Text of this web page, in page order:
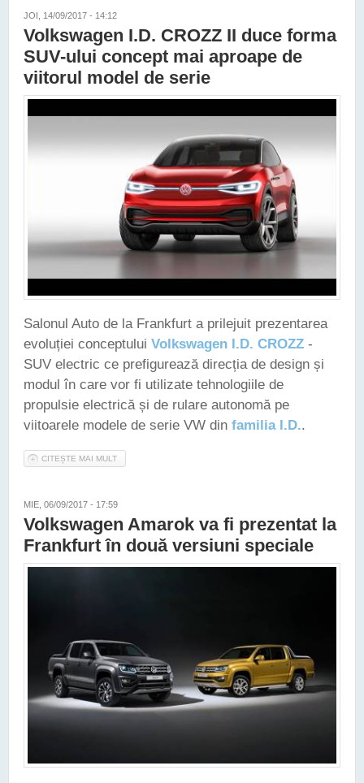
JOI, 14/09/2017 - 14:12
Volkswagen I.D. CROZZ II duce forma
SUV-ului concept mai aproape de
viitorul model de serie
Salonul Auto de la Frankfurt a prilejuit prezentarea
evoluției conceptului Volkswagen I.D. CROZZ -
SUV electric ce prefigurează direcția de design și
modul în care vor fi utilizate tehnologiile de
propulsie electrică și de rulare autonomă pe
viitoarele modele de serie VW din familia I.D..
CITEȘTE MAI MULT
MIE, 06/09/2017 - 17:59
Volkswagen Amarok va fi prezentat la
Frankfurt în două versiuni speciale